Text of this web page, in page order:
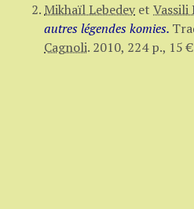
Mikhaïl Lebedev et Vassili
autres légendes komies.
Cagnoli. 2010, 224 p., 15 €